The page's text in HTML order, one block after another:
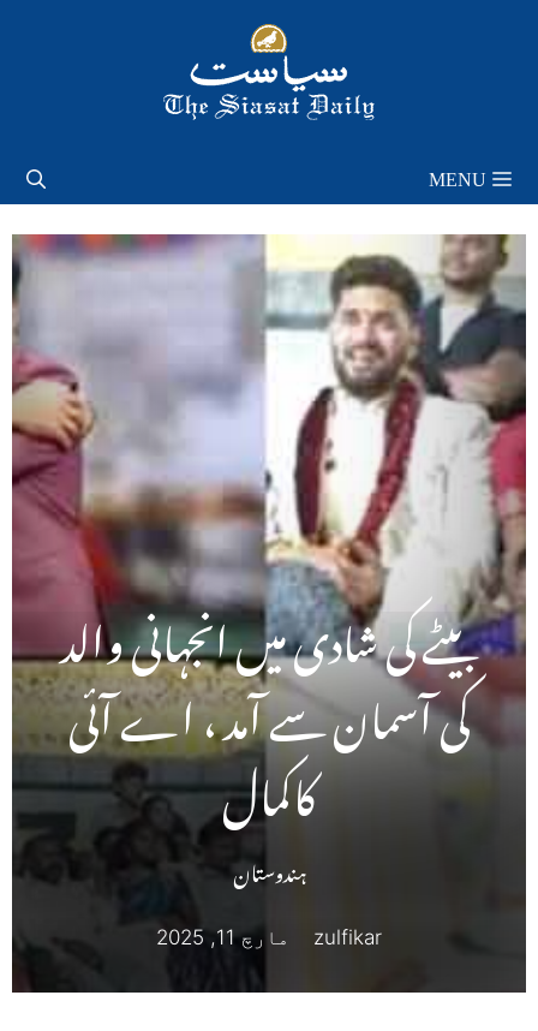
MENU
بیٹے کی شادی میں انجہانی والد
کی آسمان سے آمد ، اے آئی
کاکمال
ہندوستان
zulfikar مارچ 11, 2025